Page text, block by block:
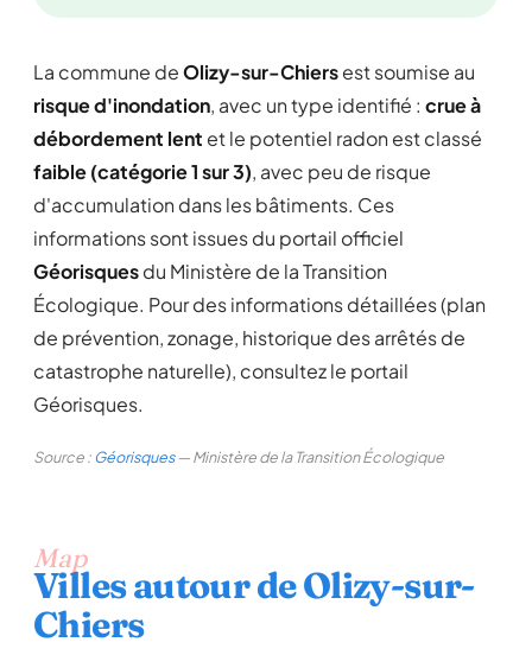
La commune deOlizy-sur-Chiersest soumise au
risque d'inondation, avec un type identifié : crue à
débordement lent et le potentiel radon est classé
faible (catégorie 1 sur 3), avec peu de risque
d'accumulation dans les bâtiments. Ces
informations sont issues du portail officiel
Géorisquesdu Ministère de la Transition
Écologique. Pour des informations détaillées (plan
de prévention, zonage, historique des arrêtés de
catastrophe naturelle), consultez le portail
Géorisques.
Source :Géorisques— Ministère de la Transition Écologique
Map
Villes autour de Olizy-sur-
Chiers